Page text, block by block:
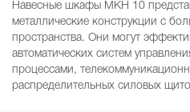
Навесные шкафы МКН 10
металлические конструкции с
пространства. Они могут
автоматических систем
процессами,
распределительных силовых